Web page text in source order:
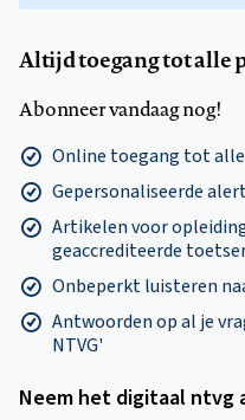
Altijd toegang tot alle
Abonneer vandaag nog!
Online toegang tot
Gepersonaliseerde
Artikelen voor
geaccrediteerde
Onbeperkt luisteren
Antwoorden op al je
NTVG'
Neem het digitaal ntvg